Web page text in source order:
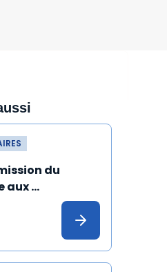
du
aux
malgré
peut